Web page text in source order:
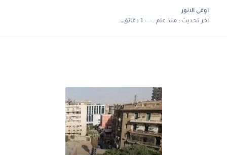
اوفى الانور
اخر تحديث :منذ عام 1 دقائق للقراءة